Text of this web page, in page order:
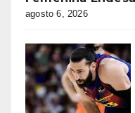
agosto 6, 2026